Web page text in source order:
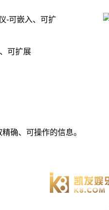
可扩展
确、可操作的信息。